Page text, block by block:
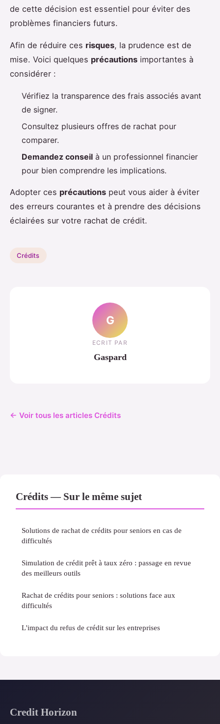
de cette décision est essentiel pour éviter des
problèmes financiers futurs.
Afin de réduire ces risques, la prudence est de
mise. Voici quelques précautions importantes à
considérer :
Vérifiez la transparence des frais associés avant
de signer.
Consultez plusieurs offres de rachat pour
comparer.
Demandez conseil à un professionnel financier
pour bien comprendre les implications.
Adopter ces précautions peut vous aider à éviter
des erreurs courantes et à prendre des décisions
éclairées sur votre rachat de crédit.
Crédits
G
ECRIT PAR
Gaspard
← Voir tous les articles Crédits
Crédits — Sur le même sujet
Solutions de rachat de crédits pour seniors en cas de
difficultés
Simulation de crédit prêt à taux zéro : passage en revue
des meilleurs outils
Rachat de crédits pour seniors : solutions face aux
difficultés
L'impact du refus de crédit sur les entreprises
Credit Horizon